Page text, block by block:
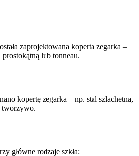
zaprojektowana koperta zegarka –
lub tonneau.
kopertę zegarka – np. stal szlachetna,
tworzywo.
główne rodzaje szkła: